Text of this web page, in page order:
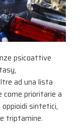
psicoattive
ad una lista
prioritarie a
sintetici,
triptamine.